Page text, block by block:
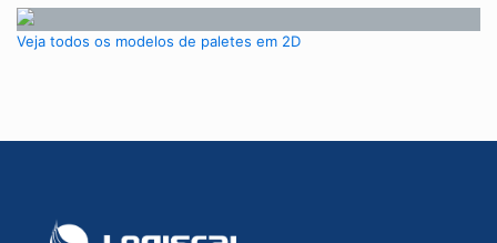
Veja todos os modelos de paletes em 2D